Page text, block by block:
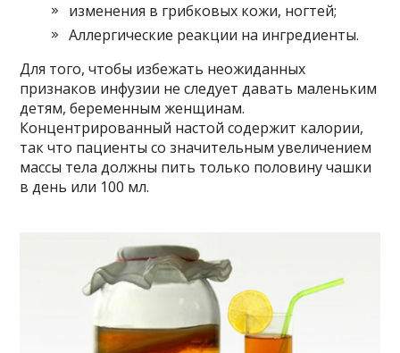
изменения в грибковых кожи, ногтей;
Аллергические реакции на ингредиенты.
Для того, чтобы избежать неожиданных
признаков инфузии не следует давать маленьким
детям, беременным женщинам.
Концентрированный настой содержит калории,
так что пациенты со значительным увеличением
массы тела должны пить только половину чашки
в день или 100 мл.